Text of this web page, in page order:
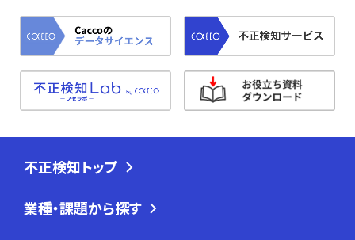
不正検知トップ
業種・課題から探す